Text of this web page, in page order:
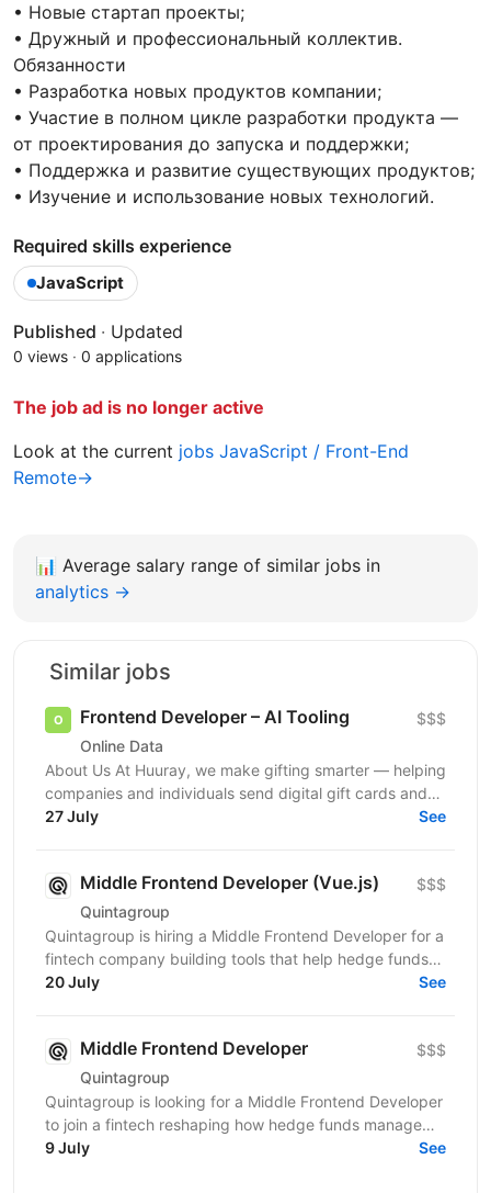
• Новые стартап проекты;
• Дружный и профессиональный коллектив.
Обязанности
• Разработка новых продуктов компании;
• Участие в полном цикле разработки продукта —
от проектирования до запуска и поддержки;
• Поддержка и развитие существующих продуктов;
• Изучение и использование новых технологий.
Required skills experience
JavaScript
Published · Updated
0 views · 0 applications
The job ad is no longer active
Look at the current jobs JavaScript / Front-End
Remote→
📊 Average salary range of similar jobs in
analytics →
Similar jobs
Frontend Developer – AI Tooling
Online Data
$$$
About Us At Huuray, we make gifting smarter — helping
companies and individuals send digital gift cards and
rewards across the world. We're growing fast and...
27 July See
Middle Frontend Developer (Vue.js)
Quintagroup
$$$
Quintagroup is hiring a Middle Frontend Developer for a
fintech company building tools that help hedge funds
manage treasury and financing more efficiently....
20 July See
Middle Frontend Developer
Quintagroup
$$$
Quintagroup is looking for a Middle Frontend Developer
to join a fintech reshaping how hedge funds manage
treasury and financing. You'll grow fast: a...
9 July See